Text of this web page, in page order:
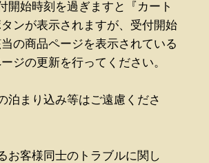
開始時刻を過ぎますと『カート
ンが表示されますが、受付開始
の商品ページを表示されている
ジの更新を行ってください。
泊まり込み等はご遠慮くださ
お客様同士のトラブルに関し